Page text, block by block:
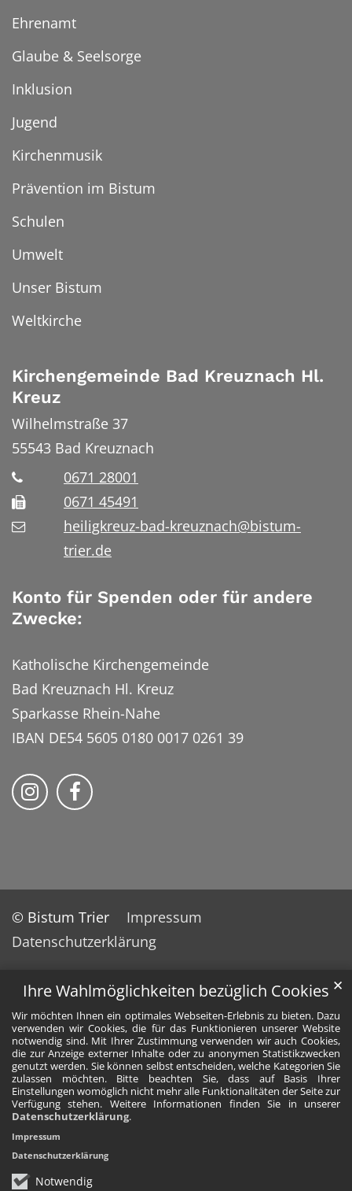
Ihre Wahlmöglichkeiten bezüglich Cookies
Wir möchten Ihnen ein optimales Webseiten-Erlebnis zu bieten. Dazu
verwenden wir Cookies, die für das Funktionieren unserer Website
notwendig sind. Mit Ihrer Zustimmung verwenden wir auch Cookies,
die zur Anzeige externer Inhalte oder zu anonymen Statistikzwecken
genutzt werden. Sie können selbst entscheiden, welche Kategorien Sie
zulassen möchten. Bitte beachten Sie, dass auf Basis Ihrer
Einstellungen womöglich nicht mehr alle Funktionalitäten der Seite zur
Verfügung stehen. Weitere Informationen finden Sie in unserer
Datenschutzerklärung.
Notwendig
✕
Impressum
Datenschutzerklärung
Ehrenamt
Glaube & Seelsorge
Inklusion
Jugend
Kirchenmusik
Prävention im Bistum
Schulen
Umwelt
Unser Bistum
Weltkirche
Kirchengemeinde Bad Kreuznach Hl.
Kreuz
Wilhelmstraße 37
55543 Bad Kreuznach
0671 28001
0671 45491
heiligkreuz-bad-kreuznach@bistum-
trier.de
Konto für Spenden oder für andere
Zwecke:
Katholische Kirchengemeinde
Bad Kreuznach Hl. Kreuz
Sparkasse Rhein-Nahe
IBAN DE54 5605 0180 0017 0261 39
Bistum Trier auf Instragram
Bistum Trier auf Facebook
© Bistum Trier
Impressum
Datenschutzerklärung